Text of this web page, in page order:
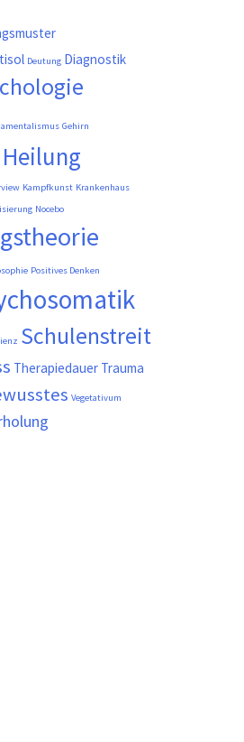
Deutung Diagnostik
Gehirn
Heilung
Kampfkunst Krankenhaus
Nocebo
Positives Denken
Schulenstreit
Therapiedauer Trauma
Vegetativum